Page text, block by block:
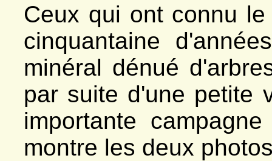
Ceux qui ont connu
cinquantaine
minéral dénué
par suite d'une petite
importante
montre les deux